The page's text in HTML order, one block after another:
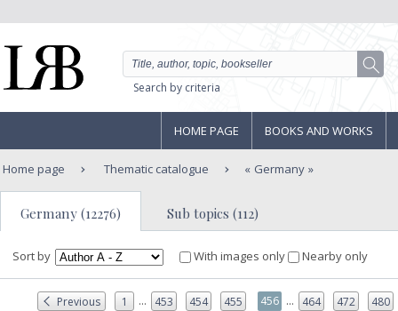
Search by criteria
HOME PAGE BOOKS AND WORKS
Home page Thematic catalogue Germany
Germany (12276) Sub topics (112)
Sort by With images only Nearby only
Previous 1 ... 453 454 455 456 ... 464 472 480